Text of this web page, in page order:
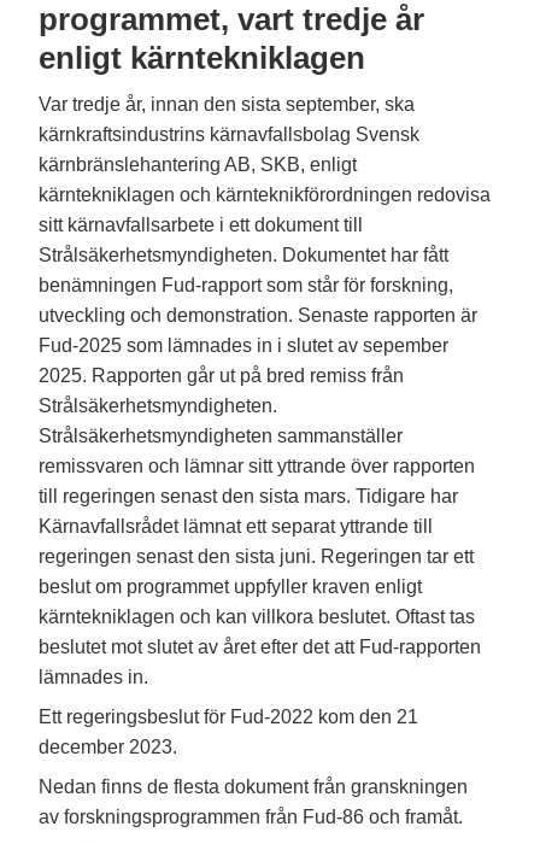
programmet, vart tredje år
enligt kärntekniklagen
Var tredje år, innan den sista september, ska
kärnkraftsindustrins kärnavfallsbolag Svensk
kärnbränslehantering AB, SKB, enligt
kärntekniklagen och kärnteknikförordningen redovisa
sitt kärnavfallsarbete i ett dokument till
Strålsäkerhetsmyndigheten. Dokumentet har fått
benämningen Fud-rapport som står för forskning,
utveckling och demonstration. Senaste rapporten är
Fud-2025 som lämnades in i slutet av sepember
2025. Rapporten går ut på bred remiss från
Strålsäkerhetsmyndigheten.
Strålsäkerhetsmyndigheten sammanställer
remissvaren och lämnar sitt yttrande över rapporten
till regeringen senast den sista mars. Tidigare har
Kärnavfallsrådet lämnat ett separat yttrande till
regeringen senast den sista juni. Regeringen tar ett
beslut om programmet uppfyller kraven enligt
kärntekniklagen och kan villkora beslutet. Oftast tas
beslutet mot slutet av året efter det att Fud-rapporten
lämnades in.
Ett regeringsbeslut för Fud-2022 kom den 21
december 2023.
Nedan finns de flesta dokument från granskningen
av forskningsprogrammen från Fud-86 och framåt.